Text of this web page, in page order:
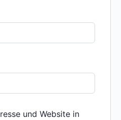
und Website in